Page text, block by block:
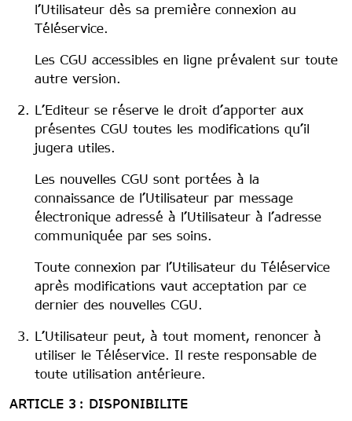
l’Utilisateur dès sa première connexion au
Téléservice.
Les CGU accessibles en ligne prévalent sur toute
autre version.
L’Editeur se réserve le droit d’apporter aux
présentes CGU toutes les modifications qu’il
jugera utiles.
Les nouvelles CGU sont portées à la
connaissance de l’Utilisateur par message
électronique adressé à l’Utilisateur à l’adresse
communiquée par ses soins.
Toute connexion par l’Utilisateur du Téléservice
après modifications vaut acceptation par ce
dernier des nouvelles CGU.
L’Utilisateur peut, à tout moment, renoncer à
utiliser le Téléservice. Il reste responsable de
toute utilisation antérieure.
ARTICLE 3 : DISPONIBILITE